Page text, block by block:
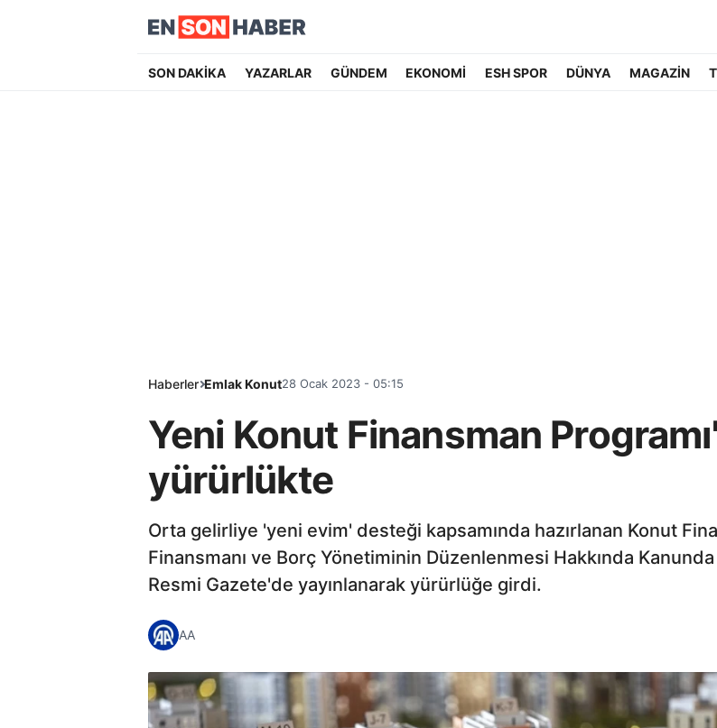
SON DAKİKA YAZARLAR GÜNDEM EKONOMİ ESH SPOR DÜNYA MAGAZİN
Haberler Emlak Konut28 Ocak 2023 - 05:15
Yeni Konut Finansman
yürürlükte
Orta gelirliye 'yeni evim' desteği kapsamında hazırlanan Konut
Finansmanı ve Borç Yönetiminin Düzenlenmesi Hakkında
Resmi Gazete'de yayınlanarak yürürlüğe girdi.
AA